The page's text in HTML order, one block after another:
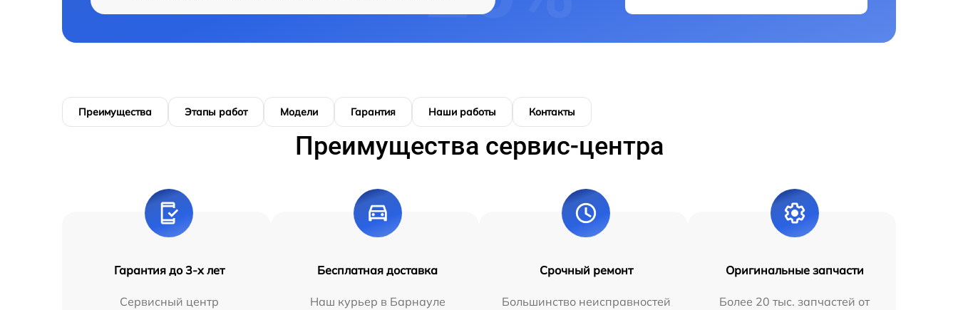
Преимущества Этапы работ Модели Гарантия Наши работы Контакты
Преимущества сервис-центра
Гарантия до 3-х лет
Сервисный центр
Бесплатная доставка
Наш курьер в Барнауле
Срочный ремонт
Большинство неисправностей
Оригинальные запчасти
Более 20 тыс. запчастей от